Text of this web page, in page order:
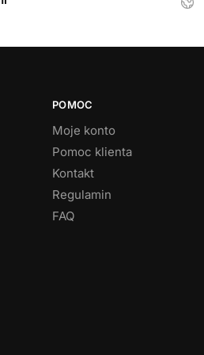
POMOC
Moje konto
Pomoc klienta
Kontakt
Regulamin
FAQ